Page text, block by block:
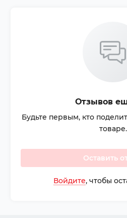
Отзывов
Будьте первым, кто
товаре.
Оставить
Войдите, чтобы